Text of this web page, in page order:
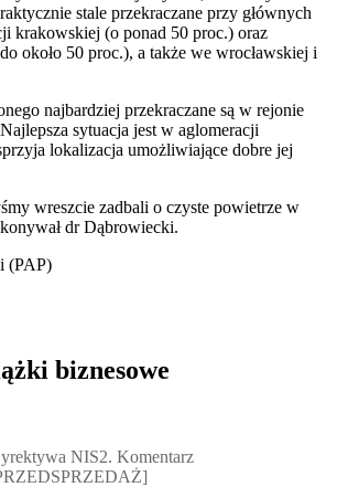
stale przekraczane przy głównych
krakowskiej (o ponad 50 proc.) oraz
około 50 proc.), a także we wrocławskiej i
najbardziej przekraczane są w rejonie
sytuacja jest w aglomeracji
lokalizacja umożliwiające dobre jej
wreszcie zadbali o czyste powietrze w
dr Dąbrowiecki.
(PAP)
biznesowe
NIS2. Komentarz [PRZEDSPRZEDAŻ],
NIS2. Komentarz